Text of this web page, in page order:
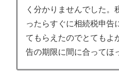
く分かりませんでした。
ったらすぐに相続税申告
てもらえたのでとてもよ
告の期限に間に合ってほ